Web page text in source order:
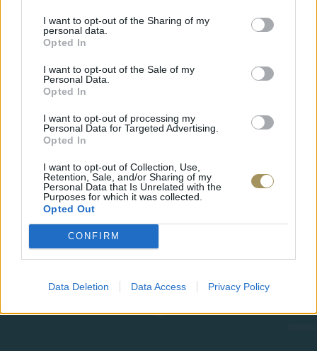
I want to opt-out of the Sharing of my
personal data.
Opted In
I want to opt-out of the Sale of my
Personal Data.
Opted In
I want to opt-out of processing my
Personal Data for Targeted Advertising.
Opted In
I want to opt-out of Collection, Use,
Retention, Sale, and/or Sharing of my
Personal Data that Is Unrelated with the
Purposes for which it was collected.
Opted Out
CONFIRM
Data Deletion Data Access Privacy Policy
ΜΟΝΌΠΕΤΡΟ ΔΑΧΤΥΛΊΔΙ ΜΕ
ΔΙΑΜΆΝΤΙ 0.35CT
€1.737€